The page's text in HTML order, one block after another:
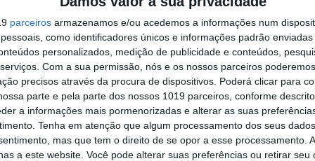
parceiros armazenamos e/ou acedemos a informações num
como identificadores únicos e informações padrão
personalizados, medição de publicidade e conteúdos,
Com a sua permissão, nós e os nossos parceiros
precisos através da procura de dispositivos. Poderá clicar para
parte e pela parte dos nossos 1019 parceiros, conforme
a informações mais pormenorizadas e alterar as suas
Tenha em atenção que algum processamento dos seus
mas que tem o direito de se opor a esse processamento.
a este website. Você pode alterar suas preferências ou retirar seu
certamente não é novidade. Muitos contratos estão a expirar,
estão disponíveis.
O relacionamento com a Honda parece ter sido
a oferta feita pelo esloveno, que, segundo rumores,
que Tim era o favorito há três anos, mas ainda não tinha
Continuar a ler